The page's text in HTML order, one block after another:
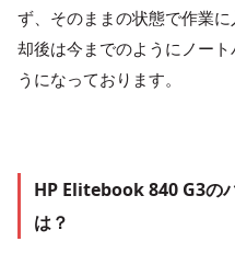
ず、そのままの状態で作業
却後は今までのようにノー
うになっております。
HP Elitebook 840 G3の
は？